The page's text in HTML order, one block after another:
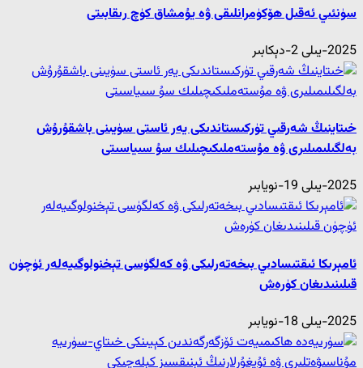
سۈنئىي ئەقىل ھۆكۈمرانلىقى ۋە يۇمشاق كۈچ رىقابىتى
2025-يىلى 2-دېكابىر
خىتاينىڭ شەرقىي تۈركىستاندىكى يەر ئاستى سۈيىنى باشقۇرۇش
بەلگىلىمىلىرى ۋە مۇستەملىكىچىلىك سۇ سىياسىتى
2025-يىلى 19-نويابىر
ئامېرىكا ئىقتىسادىي بىخەتەرلىكى ۋە كەلگۈسى تېخنولوگىيەلەر ئۈچۈن
قىلىنىدىغان كۈرەش
2025-يىلى 18-نويابىر